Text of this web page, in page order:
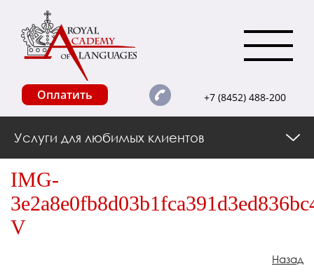
Оплатить +7 (8452) 488-200
Услуги для любимых клиентов
IMG-
V
Назад